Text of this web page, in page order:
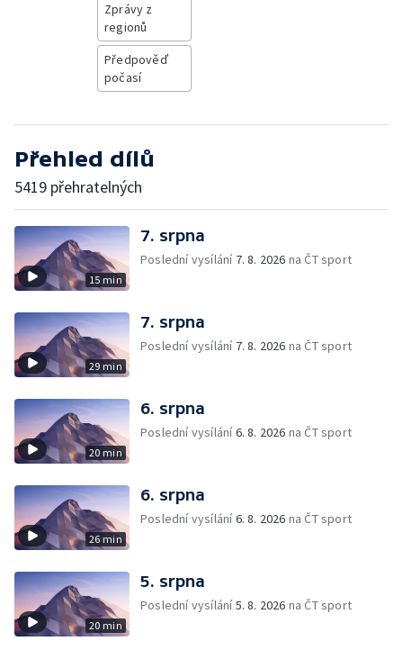
Zprávy z
regionů
Předpověď
počasí
Přehled dílů
5419 přehratelných
15 min
7. srpna
Poslední vysílání 7. 8. 2026 na ČT sport
29 min
7. srpna
Poslední vysílání 7. 8. 2026 na ČT sport
20 min
6. srpna
Poslední vysílání6. 8. 2026 na ČT sport
26 min
6. srpna
Poslední vysílání6. 8. 2026 na ČT sport
20 min
5. srpna
Poslední vysílání5. 8. 2026 na ČT sport